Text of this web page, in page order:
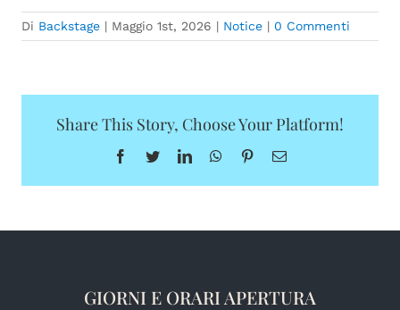
Di Backstage | Maggio 1st, 2026 | Notice | 0 Commenti
Share This Story, Choose Your Platform!
Facebook
TwitterLinkedInWhatsApp
PinterestEmail
GIORNI E ORARI APERTURA